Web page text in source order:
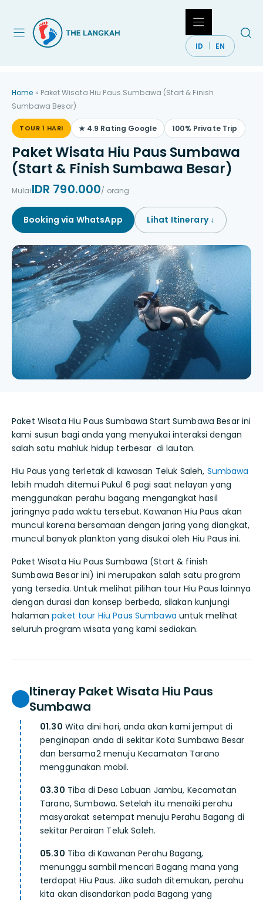
ID EN
Home » Paket Wisata Hiu Paus Sumbawa (Start & Finish
Sumbawa Besar)
TOUR 1 HARI ★ 4.9 Rating Google 100% Private Trip
Paket Wisata Hiu Paus Sumbawa
(Start & Finish Sumbawa Besar)
MulaiIDR 790.000/ orang
Booking via WhatsApp Lihat Itinerary ↓
Paket Wisata Hiu Paus Sumbawa Start Sumbawa Besar ini
kami susun bagi anda yang menyukai interaksi dengan
salah satu mahluk hidup terbesar di lautan.
Hiu Paus yang terletak di kawasan Teluk Saleh, Sumbawa
lebih mudah ditemui Pukul 6 pagi saat nelayan yang
menggunakan perahu bagang mengangkat hasil
jaringnya pada waktu tersebut. Kawanan Hiu Paus akan
muncul karena bersamaan dengan jaring yang diangkat,
muncul banyak plankton yang disukai oleh Hiu Paus ini.
Paket Wisata Hiu Paus Sumbawa (Start & finish
Sumbawa Besar ini) ini merupakan salah satu program
yang tersedia. Untuk melihat pilihan tour Hiu Paus lainnya
dengan durasi dan konsep berbeda, silakan kunjungi
halamanpaket tour Hiu Paus Sumbawa untuk melihat
seluruh program wisata yang kami sediakan.
Itineray Paket Wisata Hiu Paus
Sumbawa
01.30 Wita dini hari, anda akan kami jemput di
penginapan anda di sekitar Kota Sumbawa Besar
dan bersama2 menuju Kecamatan Tarano
menggunakan mobil.
03.30 Tiba di Desa Labuan Jambu, Kecamatan
Tarano, Sumbawa. Setelah itu menaiki perahu
masyarakat setempat menuju Perahu Bagang di
sekitar Perairan Teluk Saleh.
05.30 Tiba di Kawanan Perahu Bagang,
menunggu sambil mencari Bagang mana yang
terdapat Hiu Paus. Jika sudah ditemukan, perahu
kita akan disandarkan pada Bagang yang